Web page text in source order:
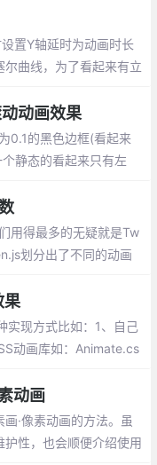
置Y轴延时为动画时长
曲线，为了看起来有立
动画效果
0.1的黑色边框(看起来
静态的看起来只有左
用得最多的无疑就是Tw
划分出了不同的动画
快再慢
果
实现方式比如：1、自己
动画库如：Animate.cs
动画
·像素动画的方法。虽
性，也会顺便介绍使用